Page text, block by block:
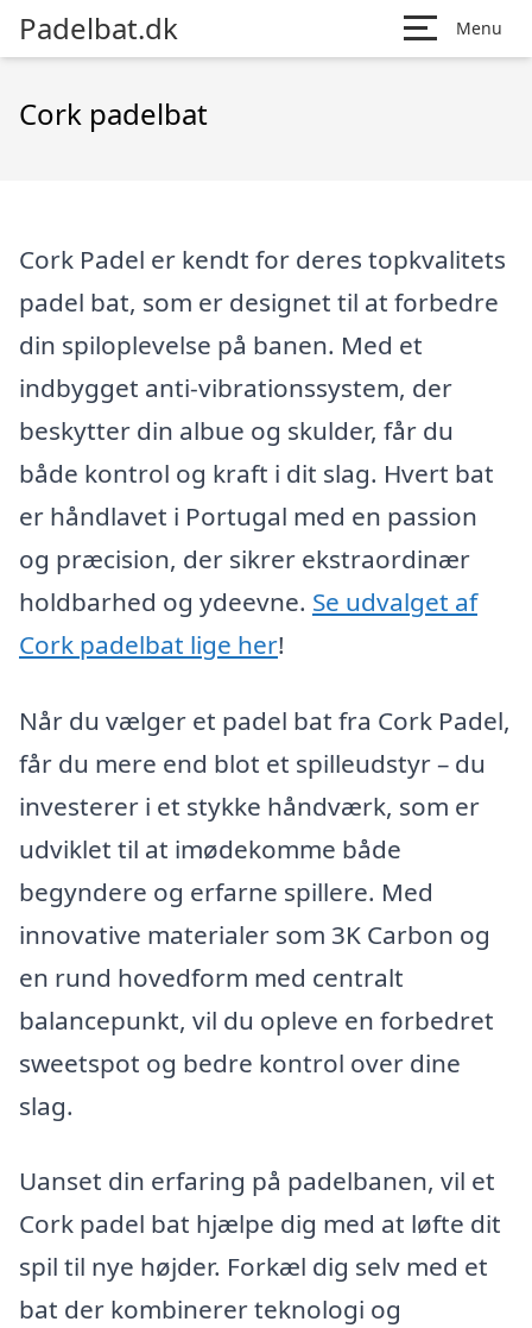
Padelbat.dk Menu
Cork padelbat
Cork Padel er kendt for deres topkvalitets
padel bat, som er designet til at forbedre
din spiloplevelse på banen. Med et
indbygget anti-vibrationssystem, der
beskytter din albue og skulder, får du
både kontrol og kraft i dit slag. Hvert bat
er håndlavet i Portugal med en passion
og præcision, der sikrer ekstraordinær
holdbarhed og ydeevne. Se udvalget af
Cork padelbat lige her!
Når du vælger et padel bat fra Cork Padel,
får du mere end blot et spilleudstyr – du
investerer i et stykke håndværk, som er
udviklet til at imødekomme både
begyndere og erfarne spillere. Med
innovative materialer som 3K Carbon og
en rund hovedform med centralt
balancepunkt, vil du opleve en forbedret
sweetspot og bedre kontrol over dine
slag.
Uanset din erfaring på padelbanen, vil et
Cork padel bat hjælpe dig med at løfte dit
spil til nye højder. Forkæl dig selv med et
bat der kombinerer teknologi og